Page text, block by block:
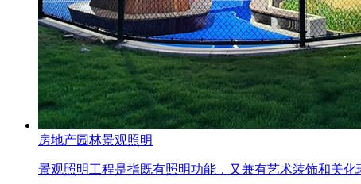
房地产园林景观照明
景观照明工程是指既有照明功能，又兼有艺术装饰和美化